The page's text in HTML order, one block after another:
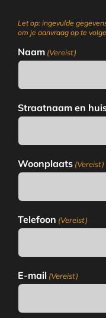
Let op: ingevulde
om je aanvraag op te
Naam (Vereist)
Straatnaam en
Woonplaats (Vereist)
Telefoon (Vereist)
E-mail (Vereist)